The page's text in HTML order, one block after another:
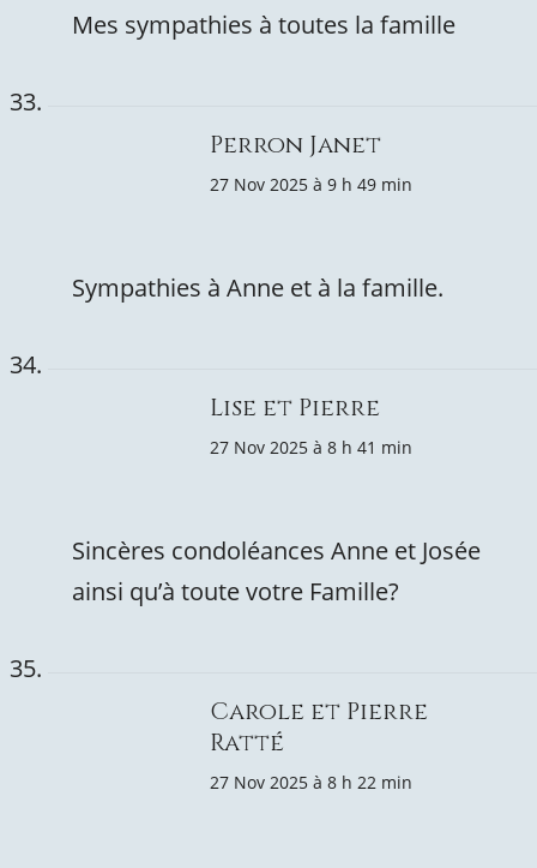
Mes sympathies à toutes la famille
Perron Janet
27 Nov 2025 à 9 h 49 min
Sympathies à Anne et à la famille.
Lise et Pierre
27 Nov 2025 à 8 h 41 min
Sincères condoléances Anne et Josée
ainsi qu’à toute votre Famille?
Carole et Pierre
Ratté
27 Nov 2025 à 8 h 22 min